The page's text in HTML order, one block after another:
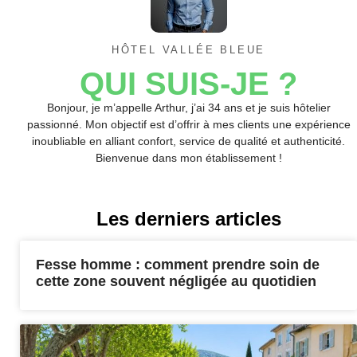
HÔTEL VALLÉE BLEUE
QUI SUIS-JE ?
Bonjour, je m’appelle Arthur, j’ai 34 ans et je suis hôtelier
passionné. Mon objectif est d’offrir à mes clients une expérience
inoubliable en alliant confort, service de qualité et authenticité.
Bienvenue dans mon établissement !
Les derniers articles
Fesse homme : comment prendre soin de
cette zone souvent négligée au quotidien